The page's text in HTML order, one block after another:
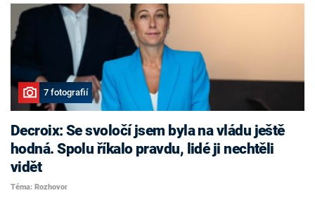
7 fotografií
Decroix: Se svoločí jsem byla na vládu ještě
hodná. Spolu říkalo pravdu, lidé ji nechtěli
vidět
Téma: Rozhovor